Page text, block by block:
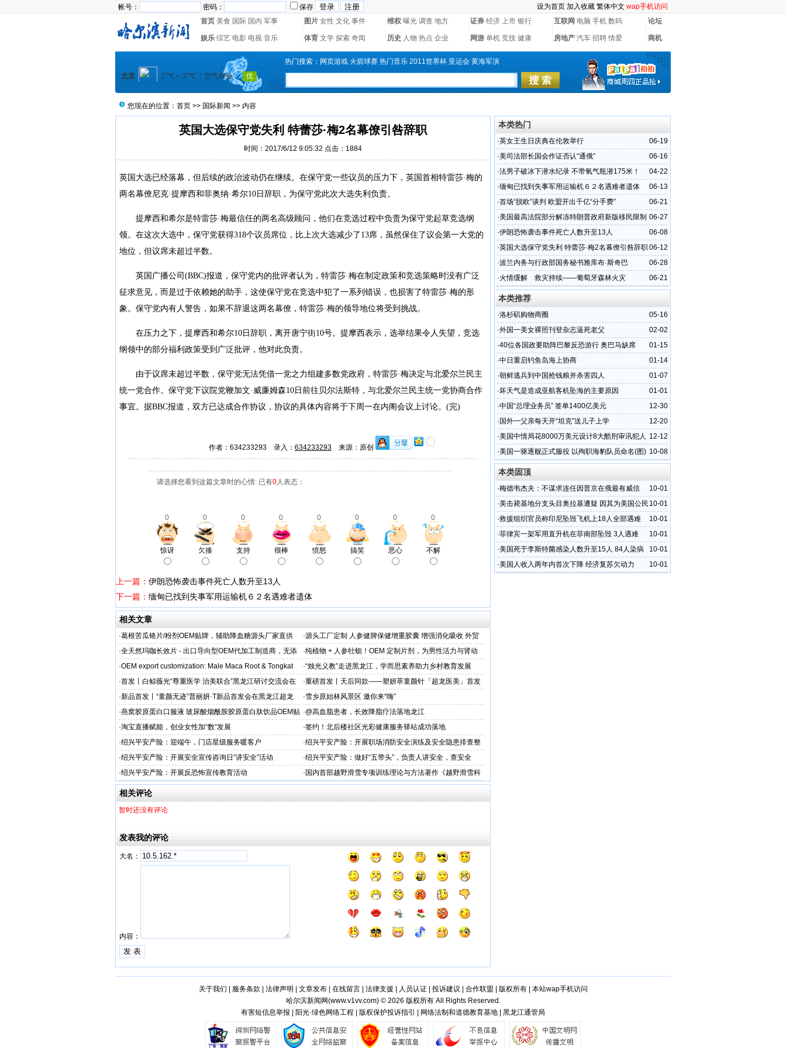
帐号： 密码： 保存 设为首页 加入收藏 繁体中文 wap手机访问
首页 美食 国际 国内 军事 图片 女性 文化 事件 维权 曝光 调查 地方 证券 经济 上市 银行 互联网 电脑 手机 数码 论坛
娱乐 综艺 电影 电视 音乐 体育 文学 探索 奇闻 历史 人物 热点 企业 网游 单机 竞技 健康 房地产 汽车 招聘 情爱 商机
热门搜索： 网页游戏 火箭球赛 热门音乐 2011世界杯 亚运会 黄海军演
您现在的位置： 首页 >> 国际新闻 >> 内容
英国大选保守党失利 特蕾莎·梅2名幕僚引咎辞职
时间：2017/6/12 9:05:32 点击： 1884
英国大选已经落幕，但后续的政治波动仍在继续。在保守党一些议员的压力下，英国首相特雷莎·梅的
两名幕僚尼克·提摩西和菲奥纳·希尔10日辞职，为保守党此次大选失利负责。
提摩西和希尔是特雷莎·梅最信任的两名高级顾问，他们在竞选过程中负责为保守党起草竞选纲
领。在这次大选中，保守党获得318个议员席位，比上次大选减少了13席，虽然保住了议会第一大党的
地位，但议席未超过半数。
英国广播公司(BBC)报道，保守党内的批评者认为，特雷莎·梅在制定政策和竞选策略时没有广泛
征求意见，而是过于依赖她的助手，这使保守党在竞选中犯了一系列错误，也损害了特雷莎·梅的形
象。保守党内有人警告，如果不辞退这两名幕僚，特雷莎·梅的领导地位将受到挑战。
在压力之下，提摩西和希尔10日辞职，离开唐宁街10号。提摩西表示，选举结果令人失望，竞选
纲领中的部分福利政策受到广泛批评，他对此负责。
由于议席未超过半数，保守党无法凭借一党之力组建多数党政府，特雷莎·梅决定与北爱尔兰民主
统一党合作。保守党下议院党鞭加文·威廉姆森10日前往贝尔法斯特，与北爱尔兰民主统一党协商合作
事宜。据BBC报道，双方已达成合作协议，协议的具体内容将于下周一在内阁会议上讨论。(完)
作者：634233293 录入： 634233293 来源：原创
请选择您看到这篇文章时的心情: 已有0人表态：
0 0 0 0 0 0 0 0
惊讶 欠揍 支持 很棒 愤怒 搞笑 恶心 不解
上一篇： 伊朗恐怖袭击事件死亡人数升至13人
下一篇： 缅甸已找到失事军用运输机６２名遇难者遗体
相关文章
·葛根苦瓜铬片/粉剂OEM贴牌，辅助降血糖源头厂家直供 ·源头工厂定制 人参健脾保健增重胶囊 增强消化吸收 外贸
出口优选
·全天然玛咖长效片 - 出口导向型OEM代加工制造商，无添
加剂
·纯植物 + 人参牡蛎！OEM 定制片剂，为男性活力与肾动
力保驾护航
·OEM export customization: Male Maca Root & Tongkat ·“烛光义教”走进黑龙江，学而思素养助力乡村教育发展
·首发丨白鲸薇光“尊重医学 治美联合”黑龙江研讨交流会在
超龙医美成功举办！胶原领域创新突破，引领胶原抗
·重磅首发丨天后同款——塑妍萃童颜针「超龙医美」首发
上市！
·新品首发丨“童颜无迹”普丽妍·T新品首发会在黑龙江超龙
成功举办 李远宏教授受邀参会并进行相关学术交流
·雪乡原始林风景区 邀你来“嗨”
·燕窝胶原蛋白口服液 玻尿酸烟酰胺胶原蛋白肽饮品OEM贴
牌
·@高血脂患者，长效降脂疗法落地龙江
·淘宝直播赋能，创业女性加“数”发展 ·签约！北后楼社区光彩健康服务驿站成功落地
·绍兴平安产险：迎端午，门店星级服务暖客户 ·绍兴平安产险：开展职场消防安全演练及安全隐患排查整
治工作
·绍兴平安产险：开展安全宣传咨询日“讲安全”活动 ·绍兴平安产险：做好“五带头”，负责人讲安全，查安全
·绍兴平安产险：开展反恐怖宣传教育活动 · 国内首部越野滑雪专项训练理论与方法著作《越野滑雪科
学化训练理论与方法》面世
相关评论
暂时还没有评论
发表我的评论
大名：
内容：
本类热门
06-19
·英女王生日庆典在伦敦举行
06-16
·美司法部长国会作证否认“通俄”
04-22
·法男子破冰下潜水纪录 不带氧气瓶潜175米！
06-13
·缅甸已找到失事军用运输机６２名遇难者遗体
06-21
·首场“脱欧”谈判 欧盟开出千亿“分手费”
06-27
·美国最高法院部分解冻特朗普政府新版移民限制
令
06-08
·伊朗恐怖袭击事件死亡人数升至13人
06-12
·英国大选保守党失利 特蕾莎·梅2名幕僚引咎辞职
06-28
·波兰内务与行政部国务秘书雅库布·斯奇巴
06-21
·火情缓解 救灾持续——葡萄牙森林火灾
本类推荐
05-16
·洛杉矶购物商圈
02-02
·外国一美女裸照刊登杂志逼死老父
01-15
·40位各国政要助阵巴黎反恐游行 奥巴马缺席
01-14
·中日重启钓鱼岛海上协商
01-07
·朝鲜逃兵到中国抢钱粮并杀害四人
01-01
·坏天气是造成亚航客机坠海的主要原因
12-30
·中国“总理业务员” 签单1400亿美元
12-20
· 国外一父亲每天开“坦克”送儿子上学
12-12
·美国中情局花8000万美元设计8大酷刑审讯犯人
10-08
·美国一驱逐舰正式服役 以殉职海豹队员命名(图)
本类固顶
10-01
·梅德韦杰夫：不谋求连任因普京在俄最有威信
10-01
·美击毙基地分支头目奥拉基遭疑 因其为美国公民
10-01
·救援组织官员称印尼坠毁飞机上18人全部遇难
10-01
·菲律宾一架军用直升机在菲南部坠毁 3人遇难
10-01
·美国死于李斯特菌感染人数升至15人 84人染病
10-01
·美国人收入两年内首次下降 经济复苏欠动力
关于我们 服务条款 法律声明 文章发布| 在线留言| 法律支援 人员认证| 投诉建议 合作联盟 版权所有| 本站wap手机访问
哈尔滨新闻网(www.v1vv.com) © 2026 版权所有 All Rights Reserved.
有害短信息举报 | 阳光·绿色网络工程 | 版权保护投诉指引 | 网络法制和道德教育基地 | 黑龙江通管局